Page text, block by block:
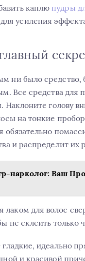
каплю пудры
усиления
ни было средство,
Все средства
Наклоните голову
на тонкие
обязательно
и распределит их
нарколог: Ваш
для волос
не склеить только
идеально
и красивой